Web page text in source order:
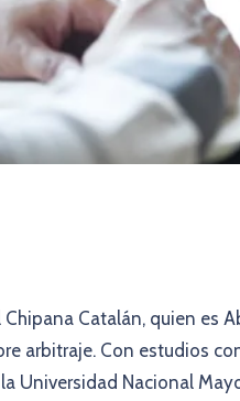
Chipana Catalán, quien es
arbitraje. Con estudios
Universidad Nacional